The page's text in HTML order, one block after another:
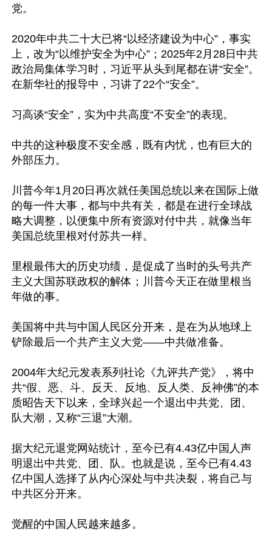
党。
2020年中共二十大已将“以经济建设为中心”，事实
上，改为“以维护安全为中心”；2025年2月28日中共
政治局集体学习时，习近平从头到尾都在讲“安全”。
在新华社的报导中，习讲了22个“安全”。
习高谈“安全”，实为中共高度“不安全”的表现。
中共的这种极度不安全感，既有内忧，也有巨大的
外部压力。
川普今年1月20日再次就任美国总统以来在国际上做
的每一件大事，都与中共有关，都是在进行全球战
略大调整，以便集中所有资源对付中共，就像当年
美国总统里根对付苏共一样。
里根最伟大的历史功绩，是促成了当时的头号共产
主义大国苏联政权的解体；川普今天正在做里根当
年做的事。
美国将中共与中国人民区分开来，是在为从地球上
铲除最后一个共产主义大党——中共做准备。
2004年大纪元发表系列社论《九评共产党》，将中
共“假、恶、斗、反天、反地、反人类、反神佛”的本
质昭告天下以来，全球兴起一个退出中共党、团、
队大潮，又称“三退”大潮。
据大纪元退党网站统计，至今已有4.43亿中国人声
明退出中共党、团、队。也就是说，至今已有4.43
亿中国人选择了从内心深处与中共决裂，将自己与
中共区分开来。
觉醒的中国人民越来越多。